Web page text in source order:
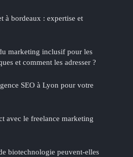
à bordeaux : expertise et
marketing inclusif pour les
et comment les adresser ?
SEO à Lyon pour votre
avec le freelance marketing
biotechnologie peuvent-elles